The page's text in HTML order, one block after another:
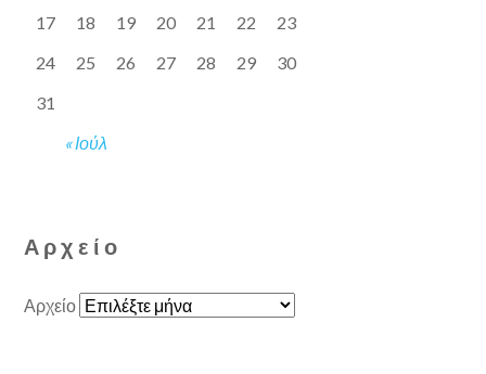
« Ιούλ
17
18 19 20 21 22
23
24
25 26 27 28 29
30
31
Αρχείο
Αρχείο